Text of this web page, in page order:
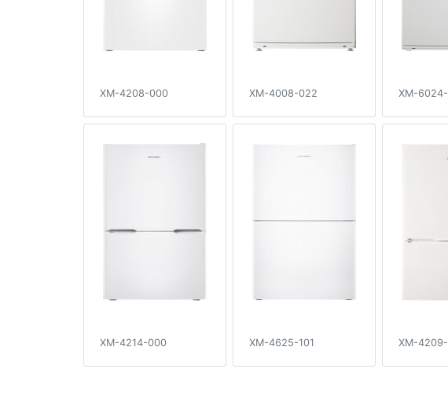
XM-4208-000 XM-4008-022 XM-
XM-4214-000 XM-4625-101 XM-